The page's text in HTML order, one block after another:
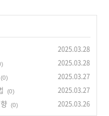
2025.03.28
2025.03.28
(0) 2025.03.27
(0) 2025.03.27
(0) 2025.03.26